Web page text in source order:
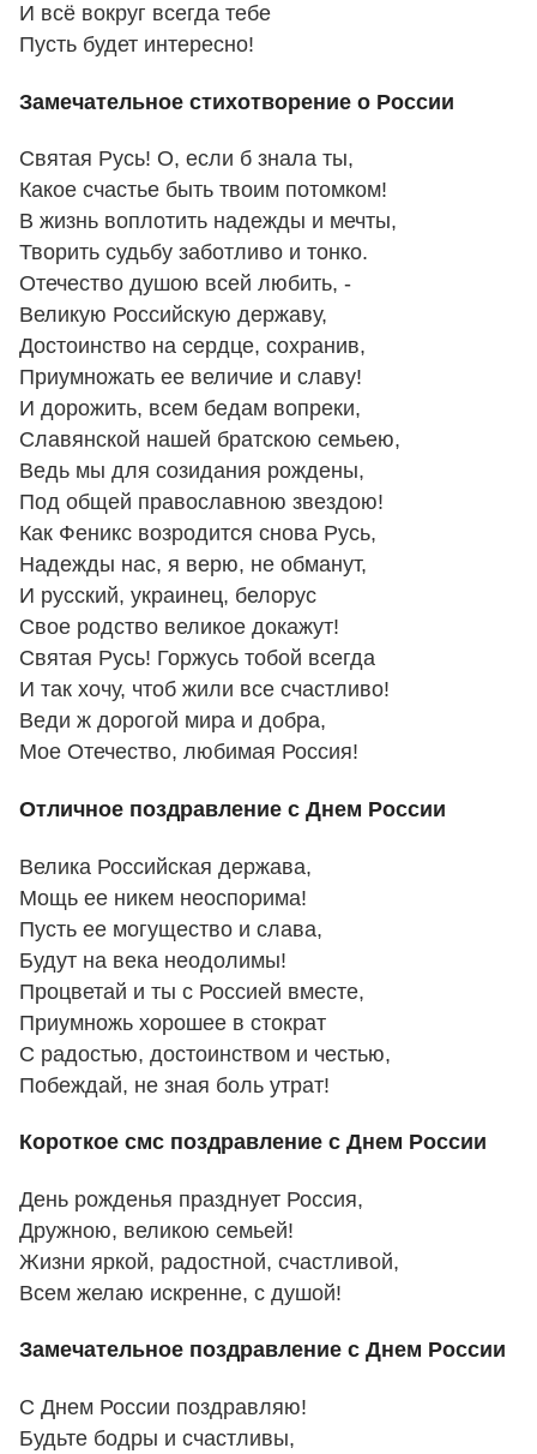
И всё вокруг всегда тебе
Пусть будет интересно!
Замечательное стихотворение о России
Святая Русь! О, если б знала ты,
Какое счастье быть твоим потомком!
В жизнь воплотить надежды и мечты,
Творить судьбу заботливо и тонко.
Отечество душою всей любить, -
Великую Российскую державу,
Достоинство на сердце, сохранив,
Приумножать ее величие и славу!
И дорожить, всем бедам вопреки,
Славянской нашей братскою семьею,
Ведь мы для созидания рождены,
Под общей православною звездою!
Как Феникс возродится снова Русь,
Надежды нас, я верю, не обманут,
И русский, украинец, белорус
Свое родство великое докажут!
Святая Русь! Горжусь тобой всегда
И так хочу, чтоб жили все счастливо!
Веди ж дорогой мира и добра,
Мое Отечество, любимая Россия!
Отличное поздравление с Днем России
Велика Российская держава,
Мощь ее никем неоспорима!
Пусть ее могущество и слава,
Будут на века неодолимы!
Процветай и ты с Россией вместе,
Приумножь хорошее в стократ
С радостью, достоинством и честью,
Побеждай, не зная боль утрат!
Короткое смс поздравление с Днем России
День рожденья празднует Россия,
Дружною, великою семьей!
Жизни яркой, радостной, счастливой,
Всем желаю искренне, с душой!
Замечательное поздравление с Днем России
С Днем России поздравляю!
Будьте бодры и счастливы,